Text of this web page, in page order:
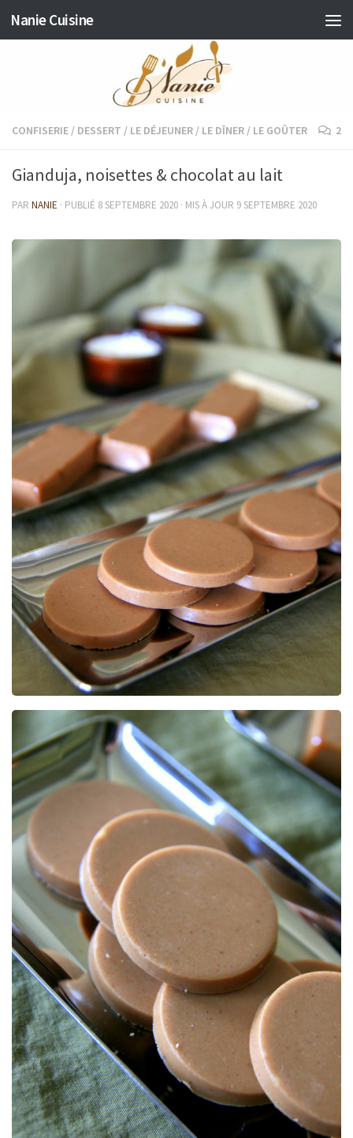
Skip to content
Nanie Cuisine
CONFISERIE / DESSERT / LE DÉJEUNER / LE DÎNER / LE GOÛTER 2
Gianduja, noisettes & chocolat au lait
PAR NANIE · PUBLIÉ 8 SEPTEMBRE 2020 · MIS À JOUR 9 SEPTEMBRE 2020